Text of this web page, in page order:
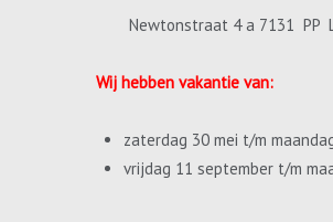
Newtonstraat 4 a 7131 PP
Wij hebben vakantie van:
zaterdag 30 mei t/m
vrijdag 11 september t/m